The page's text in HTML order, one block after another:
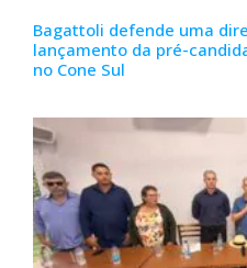
Bagattoli defende uma
lançamento da pré-
no Cone Sul